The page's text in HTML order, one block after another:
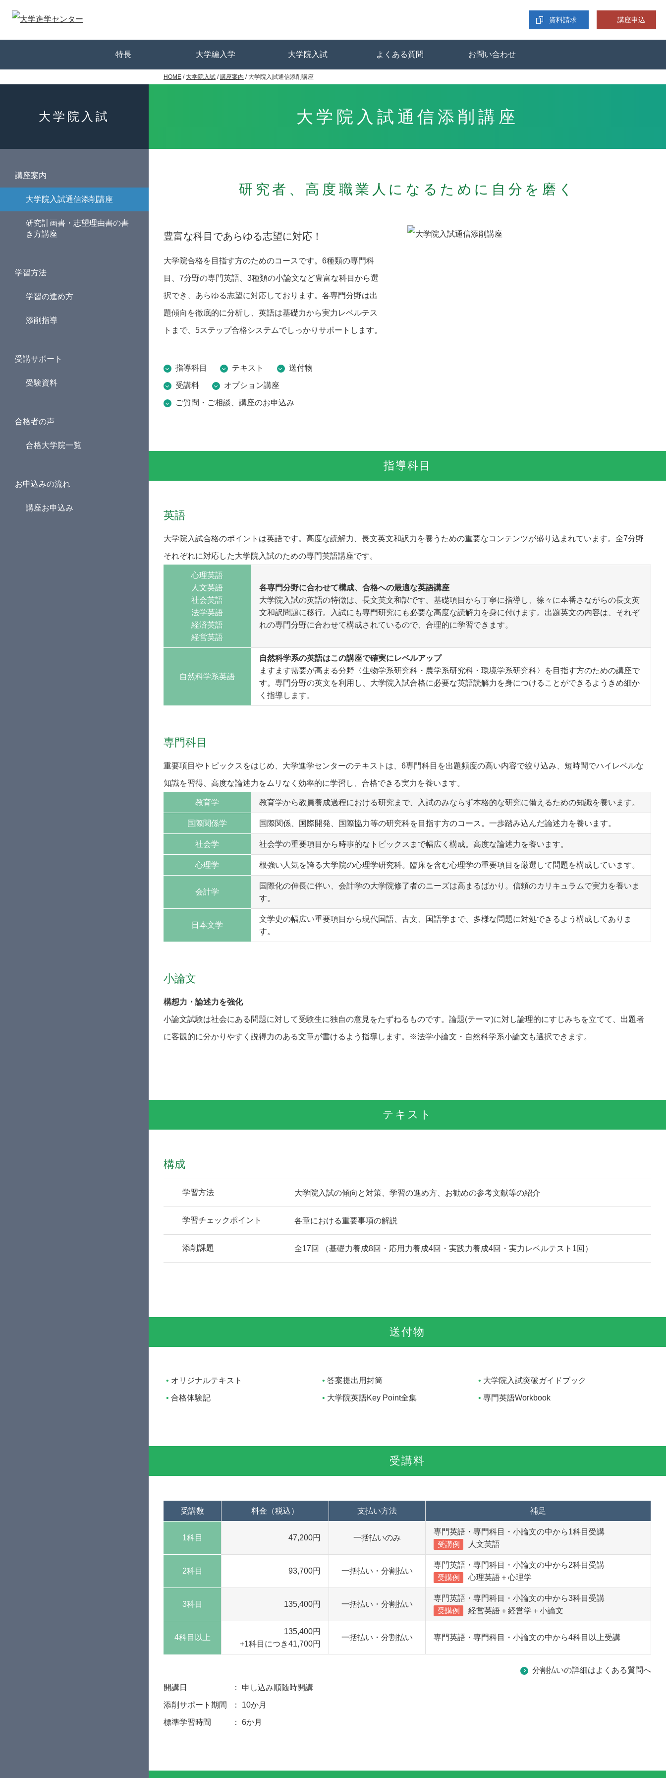
資料請求 講座申込
特長 大学編入学
講座案内
大学編入通信添削講座
志望理由書の書き方講座
学習方法
学習の進め方
添削指導
受講サポート
受験資料
合格者の声
合格大学一覧
お申込みの流れ
大学編入学講座お申込み
大学院入試
講座案内
大学院入試通信添削講座
研究計画書・志望理由書の書き方講座
学習方法
学習の進め方
添削指導
受講サポート
受験資料
合格者の声
合格大学院一覧
お申込みの流れ
大学院入試講座お申込み
よくある質問 お問い合わせ
HOME / 大学院入試 /講座案内 / 大学院入試通信添削講座
大学院入試
講座案内
大学院入試通信添削講座
研究計画書・志望理由書の書
き方講座
学習方法
学習の進め方
添削指導
受講サポート
受験資料
合格者の声
合格大学院一覧
お申込みの流れ
講座お申込み
大学院入試通信添削講座
研究者、高度職業人になるために 自分を磨く
豊富な科目であらゆる志望に対応！
大学院合格を目指す方のためのコースです。6種類の専門科
目、7分野の専門英語、3種類の小論文など豊富な科目から選
択でき、あらゆる志望に対応しております。各専門分野は出
題傾向を徹底的に分析し、英語は基礎力から実力レベルテス
トまで、5ステップ合格システムでしっかりサポートします。
指導科目 テキスト 送付物
受講料 オプション講座
ご質問・ご相談、講座のお申込み
指導科目
英語
大学院入試合格のポイントは英語です。高度な読解力、長文英文和訳力を養うための重要なコンテンツが盛り込まれています。全7分野
それぞれに対応した大学院入試のための専門英語講座です。
心理英語
人文英語
社会英語
法学英語
経済英語
経営英語
各専門分野に合わせて構成、合格への最適な英語講座
大学院入試の英語の特徴は、長文英文和訳です。基礎項目から丁寧に指導し、徐々に本番さながらの長文英
文和訳問題に移行。入試にも専門研究にも必要な高度な読解力を身に付けます。出題英文の内容は、それぞ
れの専門分野に合わせて構成されているので、合理的に学習できます。
自然科学系英語
自然科学系の英語はこの講座で確実にレベルアップ
ますます需要が高まる分野〈生物学系研究科・農学系研究科・環境学系研究科〉を目指す方のための講座で
す。専門分野の英文を利用し、大学院入試合格に必要な英語読解力を身につけることができるようきめ細か
く指導します。
専門科目
重要項目やトピックスをはじめ、大学進学センターのテキストは、6専門科目を出題頻度の高い内容で絞り込み、短時間でハイレベルな
知識を習得、高度な論述力をムリなく効率的に学習し、合格できる実力を養います。
教育学 教育学から教員養成過程における研究まで、入試のみならず本格的な研究に備えるための知識を養います。
国際関係学 国際関係、国際開発、国際協力等の研究科を目指す方のコース。一歩踏み込んだ論述力を養います。
社会学 社会学の重要項目から時事的なトピックスまで幅広く構成。高度な論述力を養います。
心理学 根強い人気を誇る大学院の心理学研究科。臨床を含む心理学の重要項目を厳選して問題を構成しています。
会計学
国際化の伸長に伴い、会計学の大学院修了者のニーズは高まるばかり。信頼のカリキュラムで実力を養いま
す。
日本文学
文学史の幅広い重要項目から現代国語、古文、国語学まで、多様な問題に対処できるよう構成してありま
す。
小論文
構想力・論述力を強化
小論文試験は社会にある問題に対して受験生に独自の意見をたずねるものです。論題(テーマ)に対し論理的にすじみちを立てて、出題者
に客観的に分かりやすく説得力のある文章が書けるよう指導します。※法学小論文・自然科学系小論文も選択できます。
テキスト
構成
学習方法 大学院入試の傾向と対策、学習の進め方、お勧めの参考文献等の紹介
学習チェックポイント 各章における重要事項の解説
添削課題 全17回 （基礎力養成8回・応用力養成4回・実践力養成4回・実力レベルテスト1回）
送付物
オリジナルテキスト 答案提出用封筒 大学院入試突破ガイドブック
合格体験記 大学院英語Key Point全集 専門英語Workbook
受講料
受講数 料金（税込） 支払い方法 補足
1科目 47,200円 一括払いのみ
専門英語・専門科目・小論文の中から1科目受講
受講例
人文英語
2科目 93,700円 一括払い・分割払い
専門英語・専門科目・小論文の中から2科目受講
受講例
心理英語＋心理学
3科目 135,400円 一括払い・分割払い
専門英語・専門科目・小論文の中から3科目受講
受講例
経営英語＋経営学＋小論文
4科目以上
135,400円
+1科目につき41,700円
一括払い・分割払い 専門英語・専門科目・小論文の中から4科目以上受講
分割払いの詳細はよくある質問へ
開講日 申し込み順随時開講
添削サポート期間 10か月
標準学習時間 6か月